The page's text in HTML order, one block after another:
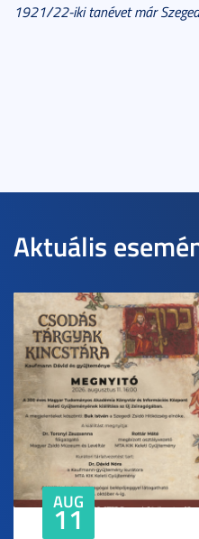
1921/22-iki tanévet már
Aktuális
AUG
11